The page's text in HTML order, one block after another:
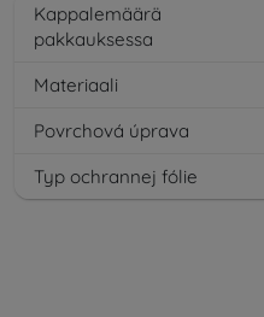
Kappalemäärä
pakkauksessa
Materiaali
Povrchová úprava
Typ ochrannej fólie